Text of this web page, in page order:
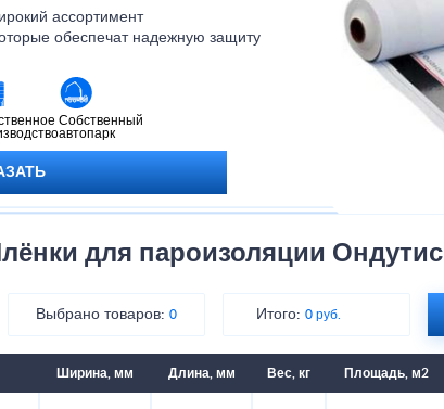
ассортимент
обеспечат надежную защиту
Благодаря инновационным
лучших материалов, наши
устойчивостью к разрывам и
обеспечить ваш дом
наших пленок для
Собственный
автопарк
для пароизоляции Ондутис
Выбрано товаров: 0 Итого:0 руб.
Ширина, мм Длина, мм Вес, кг Площадь, м2